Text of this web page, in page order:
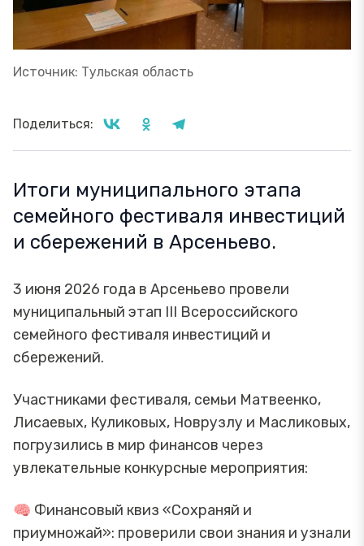
Источник: Тульская область
Поделиться:
Итоги муниципального этапа
семейного фестиваля инвестиций
и сбережений в Арсеньево.
3 июня 2026 года в Арсеньево провели
муниципальный этап III Всероссийского
семейного фестиваля инвестиций и
сбережений.
Участниками фестиваля, семьи Матвеенко,
Лисаевых, Куликовых, Новрузлу и Масликовых,
погрузились в мир финансов через
увлекательные конкурсные мероприятия:
🧠 Финансовый квиз «Сохраняй и
приумножай»: проверили свои знания и узнали